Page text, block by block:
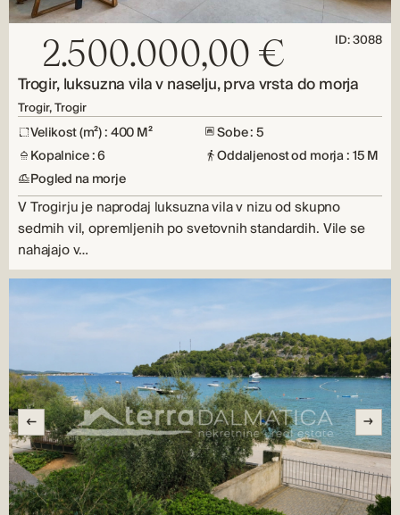
2.500.000,00 € ID: 3088
Trogir, luksuzna vila v naselju, prva vrsta do morja
Trogir, Trogir
Velikost (m²) : 400 M²
Sobe : 5
Kopalnice : 6
Oddaljenost od morja : 15 M
Pogled na morje
V Trogirju je naprodaj luksuzna vila v nizu od skupno
sedmih vil, opremljenih po svetovnih standardih. Vile se
nahajajo v…